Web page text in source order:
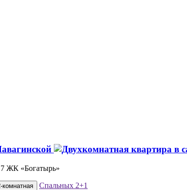
ЖК «Богатырь»
комнатная Спальных 2+1